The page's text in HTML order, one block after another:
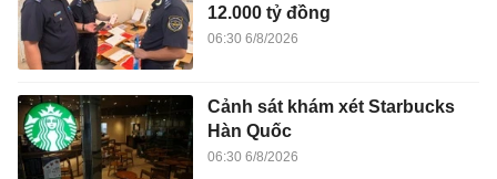
12.000 tỷ đồng
06:30 6/8/2026
Cảnh sát khám xét Starbucks
Hàn Quốc
06:30 6/8/2026